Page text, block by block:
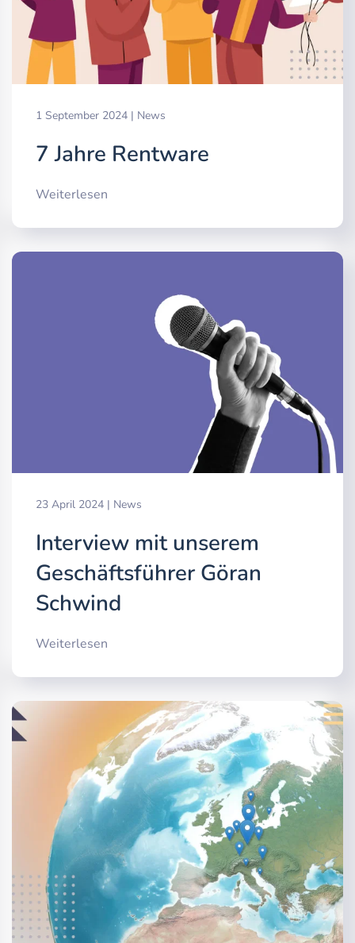
1 September 2024 | News
7 Jahre Rentware
Weiterlesen
23 April 2024 | News
Interview mit unserem
Geschäftsführer Göran
Schwind
Weiterlesen